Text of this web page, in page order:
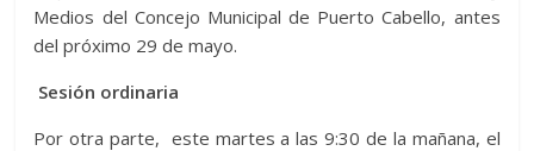
Medios del Concejo Municipal de Puerto Cabello, antes
del próximo 29 de mayo.
Sesión ordinaria
Por otra parte, este martes a las 9:30 de la mañana, el